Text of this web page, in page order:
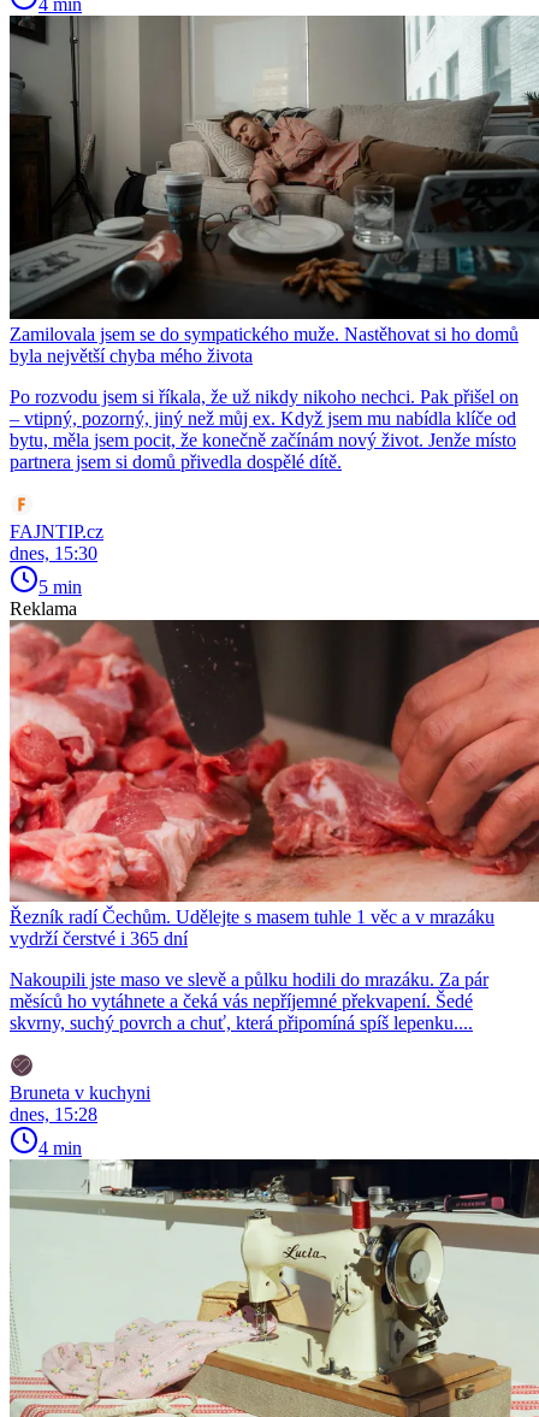
Zamilovala jsem se do sympatického muže. Nastěhovat si ho domů
byla největší chyba mého života
Po rozvodu jsem si říkala, že už nikdy nikoho nechci. Pak přišel on
– vtipný, pozorný, jiný než můj ex. Když jsem mu nabídla klíče od
bytu, měla jsem pocit, že konečně začínám nový život. Jenže místo
partnera jsem si domů přivedla dospělé dítě.
FAJNTIP.cz
dnes, 15:30
5 min
Reklama
Řezník radí Čechům. Udělejte s masem tuhle 1 věc a v mrazáku
vydrží čerstvé i 365 dní
Nakoupili jste maso ve slevě a půlku hodili do mrazáku. Za pár
měsíců ho vytáhnete a čeká vás nepříjemné překvapení. Šedé
skvrny, suchý povrch a chuť, která připomíná spíš lepenku....
Bruneta v kuchyni
dnes, 15:28
4 min